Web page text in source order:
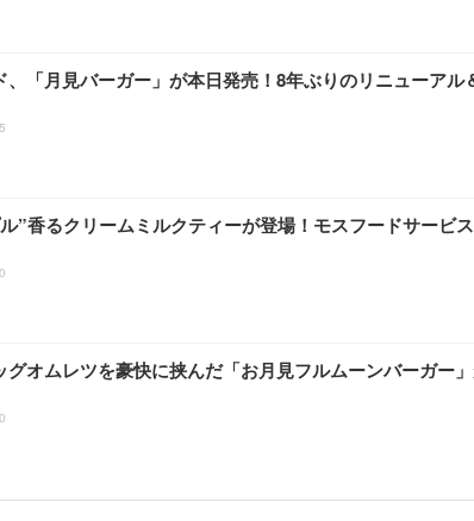
、「月見バーガー」が本日発売！8年ぶりのリニューア
”香るクリームミルクティーが登場！モスフードサービ
グオムレツを豪快に挟んだ「お月見フルムーンバーガー